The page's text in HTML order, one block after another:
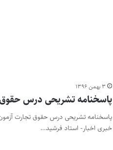
۳ بهمن ۱۳۹۶
پاسخنامه تشریحی درس حقوق
خبری اخبار- استاد فرشید…